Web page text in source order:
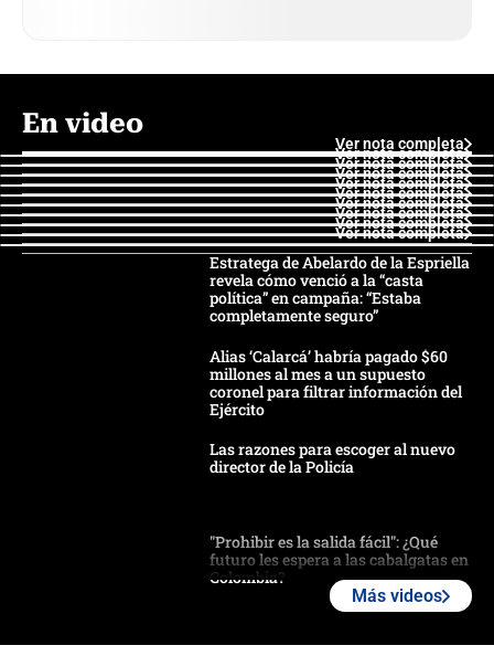
En video
Ver nota completa
Ver nota completa
Ver nota completa
Ver nota completa
Ver nota completa
Ver nota completa
Ver nota completa
Ver nota completa
Ver nota completa
Ver nota completa
Estratega de Abelardo de la Espriella
revela cómo venció a la “casta
política” en campaña: “Estaba
completamente seguro”
Alias ‘Calarcá’ habría pagado $60
millones al mes a un supuesto
coronel para filtrar información del
Ejército
Las razones para escoger al nuevo
director de la Policía
"Prohibir es la salida fácil": ¿Qué
futuro les espera a las cabalgatas en
Colombia?
Más videos